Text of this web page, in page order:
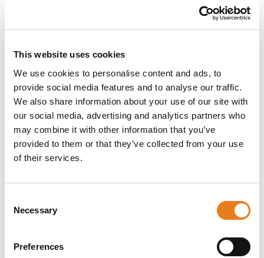
This website uses cookies
We use cookies to personalise content and ads, to
provide social media features and to analyse our traffic.
We also share information about your use of our site with
our social media, advertising and analytics partners who
may combine it with other information that you’ve
provided to them or that they’ve collected from your use
of their services.
Selection
Necessary
Preferences
Descrizione Dettagli del prodotto Download
integrata arricchisce la visione d'insieme e
attiva gli opportuni allarmi. Audio AI permette di
riconoscere il significato dei suoni che
acquisisce.
Gli infrarossi integrati nella telecamera offrono
la possibilità di controllare l'intensità IR in più
zone per evitare la saturazione IR. Inoltre, la
vasta gamma di ingressi e uscite, ad esempio
Il design IK10 e IP66 della telecamera offre
una protezione contro gli atti vandalici e
Caratteristiche principali